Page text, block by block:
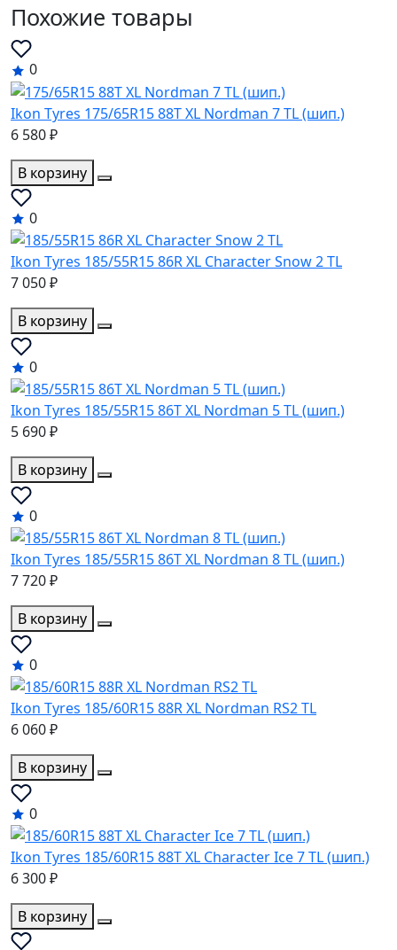
Похожие товары
0
Ikon Tyres 175/65R15 88T XL Nordman 7 TL (шип.)
6 580 ₽
В корзину
0
Ikon Tyres 185/55R15 86R XL Character Snow 2 TL
7 050 ₽
В корзину
0
Ikon Tyres 185/55R15 86T XL Nordman 5 TL (шип.)
5 690 ₽
В корзину
0
Ikon Tyres 185/55R15 86T XL Nordman 8 TL (шип.)
7 720 ₽
В корзину
0
Ikon Tyres 185/60R15 88R XL Nordman RS2 TL
6 060 ₽
В корзину
0
Ikon Tyres 185/60R15 88T XL Character Ice 7 TL (шип.)
6 300 ₽
В корзину